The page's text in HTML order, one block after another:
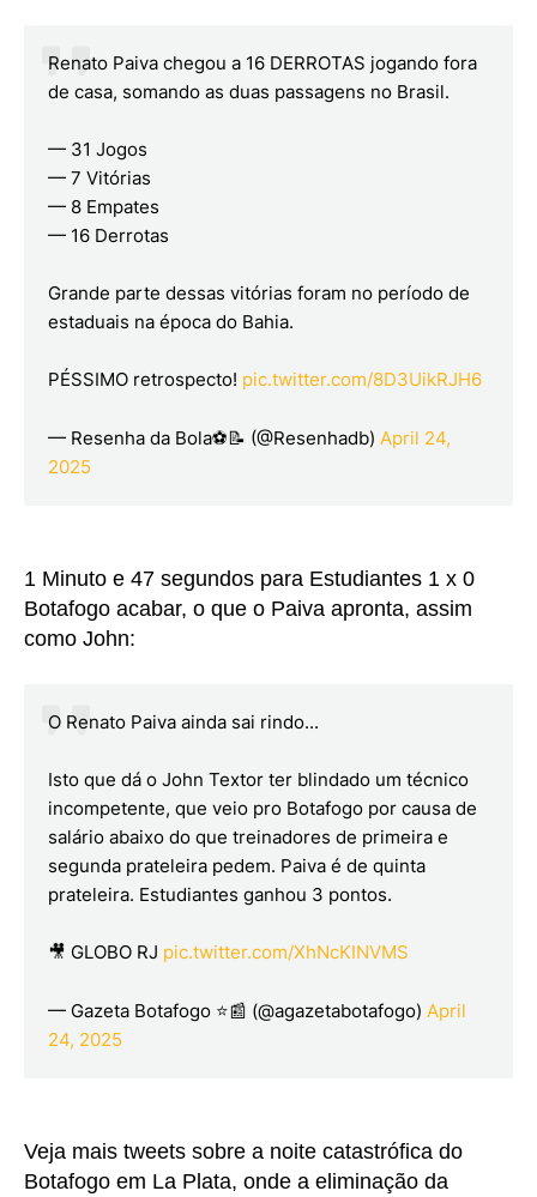
Renato Paiva chegou a 16 DERROTAS jogando fora
de casa, somando as duas passagens no Brasil.
— 31 Jogos
— 7 Vitórias
— 8 Empates
— 16 Derrotas
Grande parte dessas vitórias foram no período de
estaduais na época do Bahia.
PÉSSIMO retrospecto! pic.twitter.com/8D3UikRJH6
— Resenha da Bola⚽📝 (@Resenhadb) April 24,
2025
1 Minuto e 47 segundos para Estudiantes 1 x 0
Botafogo acabar, o que o Paiva apronta, assim
como John:
O Renato Paiva ainda sai rindo...
Isto que dá o John Textor ter blindado um técnico
incompetente, que veio pro Botafogo por causa de
salário abaixo do que treinadores de primeira e
segunda prateleira pedem. Paiva é de quinta
prateleira. Estudiantes ganhou 3 pontos.
🎥 GLOBO RJ pic.twitter.com/XhNcKINVMS
— Gazeta Botafogo ⭐📰 (@agazetabotafogo) April
24, 2025
Veja mais tweets sobre a noite catastrófica do
Botafogo em La Plata, onde a eliminação da